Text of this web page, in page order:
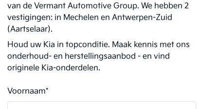
van de Vermant Automotive Group. We hebben 2
vestigingen: in Mechelen en Antwerpen-Zuid
(Aartselaar).
Houd uw Kia in topconditie. Maak kennis met ons
onderhoud- en herstellingsaanbod - en vind
originele Kia-onderdelen.
Voornaam*